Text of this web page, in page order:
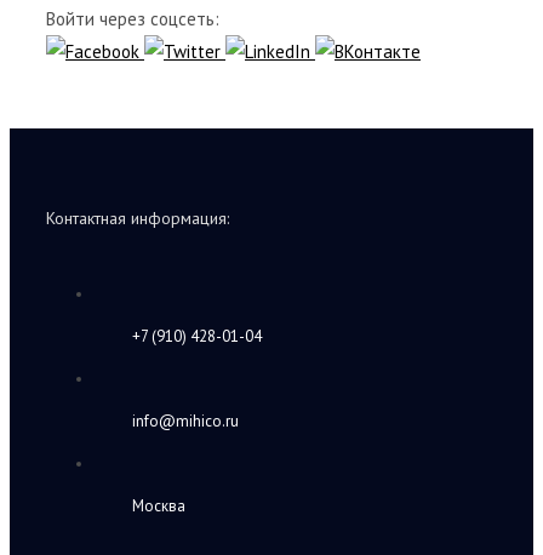
Войти через соцсеть:
Контактная информация:
+7 (910) 428-01-04
info@mihico.ru
Москва